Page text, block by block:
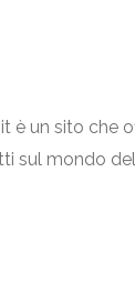
è un sito che
sul mondo